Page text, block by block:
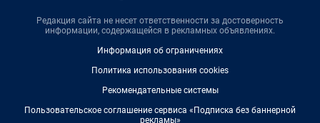
Редакция сайта не несет ответственности за достоверность
информации, содержащейся в рекламных объявлениях.
Информация об ограничениях
Политика использования cookies
Рекомендательные системы
Пользовательское соглашение сервиса «Подписка без баннерной
рекламы»